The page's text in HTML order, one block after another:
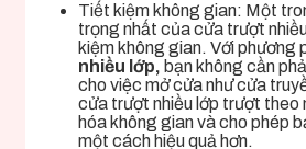
Tiết kiệm không gian: Một
trọng nhất của cửa trượt
kiệm không gian. Với phương
nhiều lớp, bạn không cần
cho việc mở cửa như cửa
cửa trượt nhiều lớp trượt theo
hóa không gian và cho phép
một cách hiệu quả hơn.